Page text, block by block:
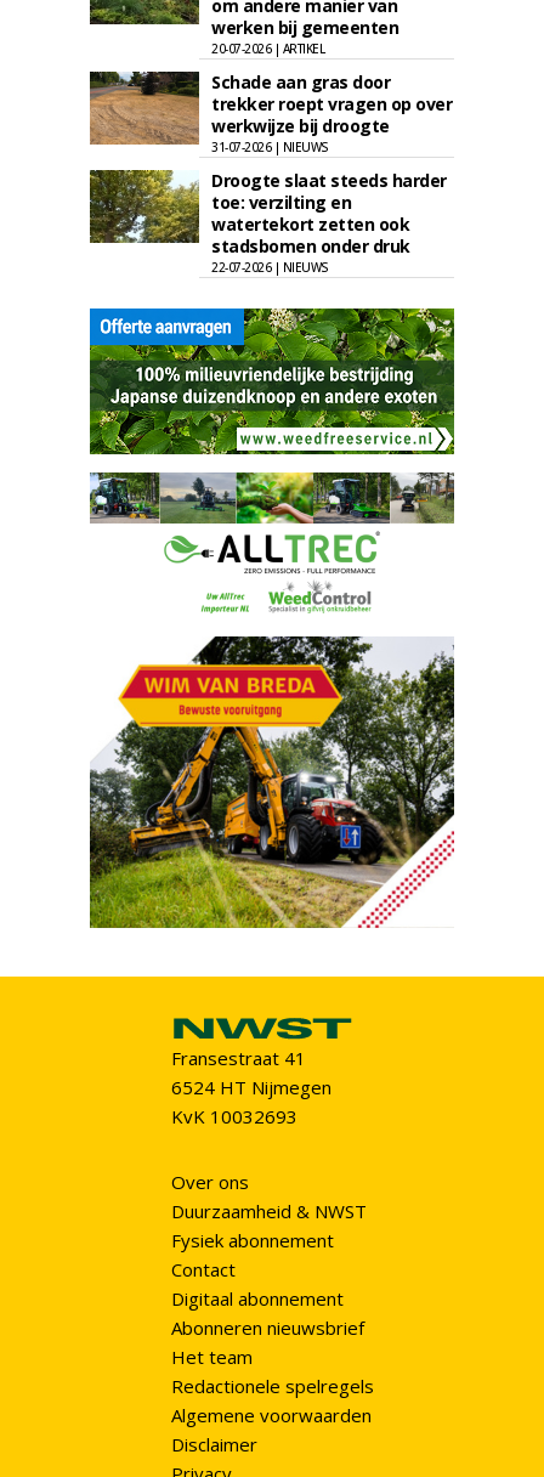
om andere manier van
werken bij gemeenten
20-07-2026 | ARTIKEL
Schade aan gras door
trekker roept vragen op over
werkwijze bij droogte
31-07-2026 | NIEUWS
Droogte slaat steeds harder
toe: verzilting en
watertekort zetten ook
stadsbomen onder druk
22-07-2026 | NIEUWS
Fransestraat 41
6524 HT Nijmegen
KvK 10032693
Over ons
Duurzaamheid & NWST
Fysiek abonnement
Contact
Digitaal abonnement
Abonneren nieuwsbrief
Het team
Redactionele spelregels
Algemene voorwaarden
Disclaimer